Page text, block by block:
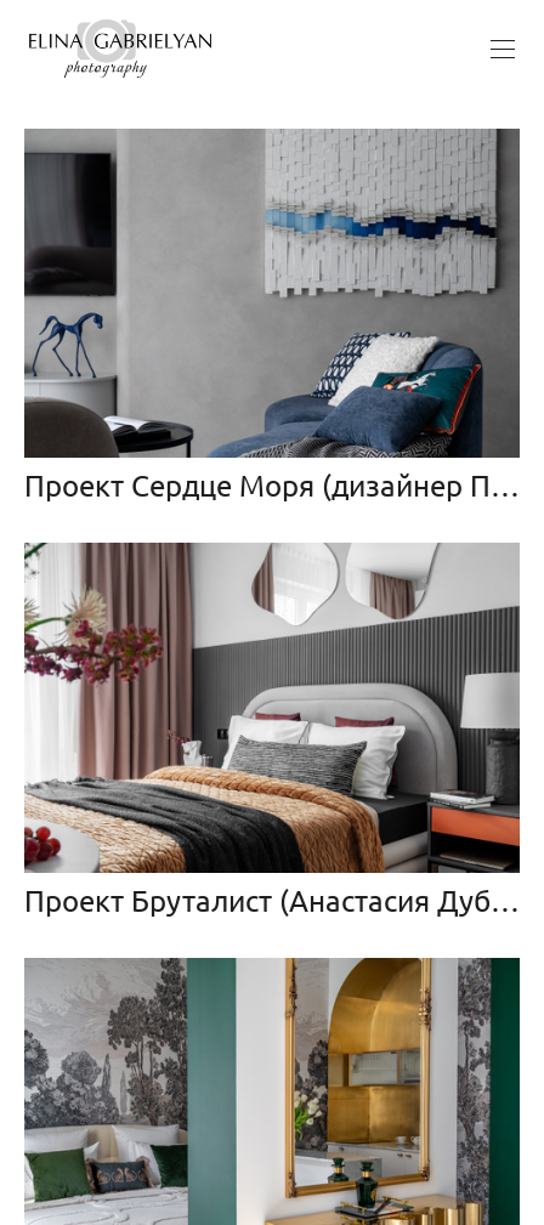
Проект Сердце Моря (дизайнер Полякова Кристина)
Проект Бруталист (Анастасия Дубовскова)